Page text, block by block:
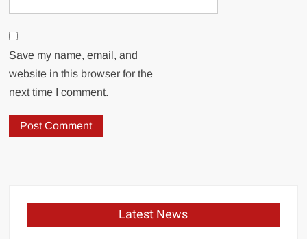
Save my name, email, and
website in this browser for the
next time I comment.
Latest News